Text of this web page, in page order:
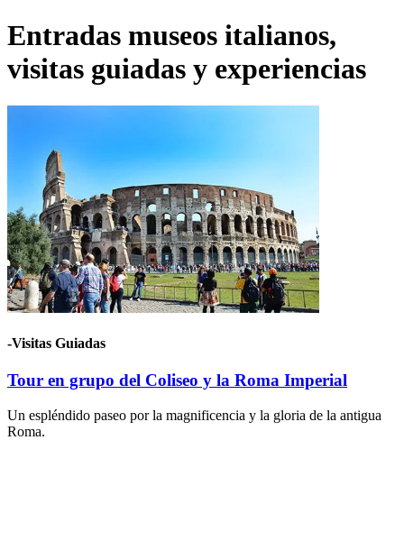
Entradas museos italianos,
visitas guiadas y experiencias
-Visitas Guiadas
Tour en grupo del Coliseo y la Roma Imperial
Un espléndido paseo por la magnificencia y la gloria de la antigua
Roma.